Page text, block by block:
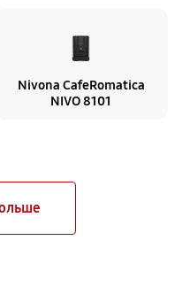
Nivona CafeRomatica
NIVO 8101